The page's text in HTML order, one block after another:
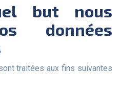
données